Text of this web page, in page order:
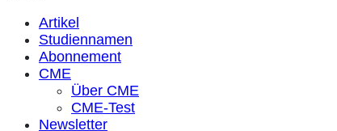
Artikel
Studiennamen
Abonnement
CME
Über CME
CME-Test
Newsletter